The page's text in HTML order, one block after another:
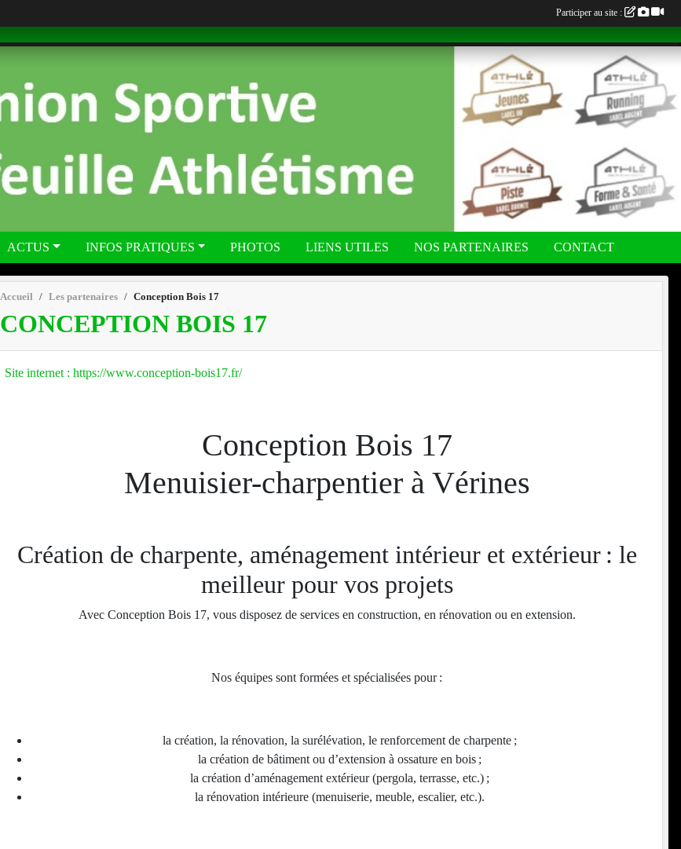
ACTUS INFOS PRATIQUES PHOTOS LIENS UTILES NOS PARTENAIRES CONTACT
Accueil Les partenaires Conception Bois 17
CONCEPTION BOIS 17
Site internet : https://www.conception-bois17.fr/
Conception Bois 17
Menuisier-charpentier à Vérines
Création de charpente, aménagement intérieur et extérieur : le
meilleur pour vos projets
Avec Conception Bois 17, vous disposez de services en construction, en rénovation ou en extension.
Nos équipes sont formées et spécialisées pour :
la création, la rénovation, la surélévation, le renforcement de charpente ;
la création de bâtiment ou d’extension à ossature en bois ;
la création d’aménagement extérieur (pergola, terrasse, etc.) ;
la rénovation intérieure (menuiserie, meuble, escalier, etc.).
Participer au site :